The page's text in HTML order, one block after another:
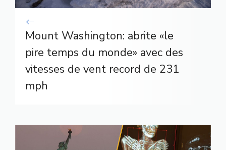
Mount Washington: abrite «le
pire temps du monde» avec des
vitesses de vent record de 231
mph